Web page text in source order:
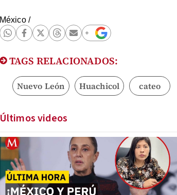
México/
TAGS RELACIONADOS:
Nuevo León Huachicol cateo
Últimos videos